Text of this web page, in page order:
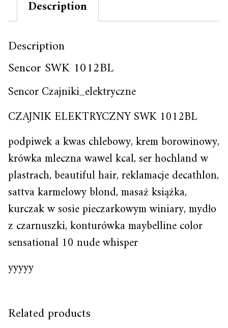
Description
Description
Sencor SWK 1012BL
Sencor Czajniki_elektryczne
CZAJNIK ELEKTRYCZNY SWK 1012BL
podpiwek a kwas chlebowy, krem borowinowy,
krówka mleczna wawel kcal, ser hochland w
plastrach, beautiful hair, reklamacje decathlon,
sattva karmelowy blond, masaż książka,
kurczak w sosie pieczarkowym winiary, mydło
z czarnuszki, konturówka maybelline color
sensational 10 nude whisper
yyyyy
Related products